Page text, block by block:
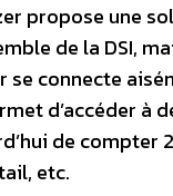
propose une
de la DSI,
se connecte
d’accéder à
de compter
etc.